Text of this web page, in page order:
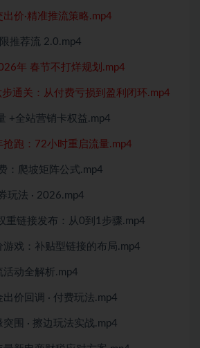
价·精准推流策略.mp4
推荐流 2.0.mp4
年 春节不打烊规划.mp4
通关：从付费亏损到盈利闭环.mp4
+全站营销卡权益.mp4
跑：72小时重启流量.mp4
：爬坡矩阵公式.mp4
玩法 · 2026.mp4
链接发布：从0到1步骤.mp4
戏：补贴型链接的布局.mp4
动全解析.mp4
价回调 · 付费玩法.mp4
围 · 擦边玩法实战.mp4